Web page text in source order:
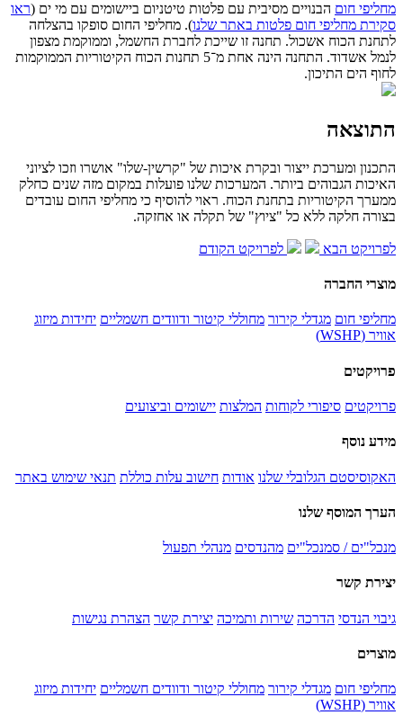
מחליפי חום הבנויים מסיבית עם פלטות טיטניום ביישומים עם מי ים (ראו
סקירת מחליפי חום פלטות באתר שלנו). מחליפי החום סופקו בהצלחה
לתחנת הכוח אשכול. תחנה זו שייכת לחברת החשמל, וממוקמת מצפון
לנמל אשדוד. התחנה הינה אחת מ־5 תחנות הכוח הקיטוריות הממוקמות
לחוף הים התיכון.
התוצאה
התכנון ומערכת ייצור ובקרת איכות של "קרשין-שלו" אושרו וזכו לציוני
האיכות הגבוהים ביותר. המערכות שלנו פועלות במקום מזה שנים כחלק
ממערך הקיטוריות בתחנת הכוח. ראוי להוסיף כי מחליפי החום עובדים
בצורה חלקה ללא כל "ציוץ" של תקלה או אחזקה.
לפרויקט הבא לפרויקט הקודם
מוצרי החברה
מחליפי חום מגדלי קירור מחוללי קיטור ודוודים חשמליים יחידות מיזוג
אוויר (WSHP)
פרויקטים
פרויקטים סיפורי לקוחות המלצות יישומים וביצועים
מידע נוסף
האקוסיסטם הגלובלי שלנו אודות חישוב עלות כוללת תנאי שימוש באתר
הערך המוסף שלנו
מנכל"ים / סמנכל"ים מהנדסים מנהלי תפעול
יצירת קשר
גיבוי הנדסי הדרכה שירות ותמיכה יצירת קשר הצהרת נגישות
מוצרים
מחליפי חום מגדלי קירור מחוללי קיטור ודוודים חשמליים יחידות מיזוג
אוויר (WSHP)